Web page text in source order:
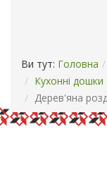
Ви тут: Головна
Кухонні дошки
Дерев'яна